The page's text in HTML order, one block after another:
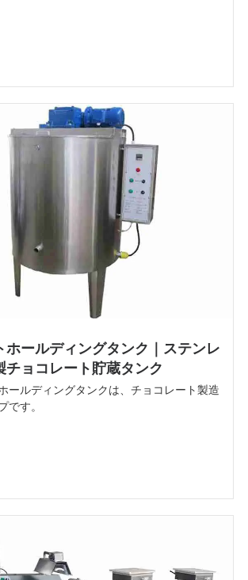
ホールディングタンク｜ステンレ
チョコレート貯蔵タンク
ールディングタンクは、チョコレート製造
です。